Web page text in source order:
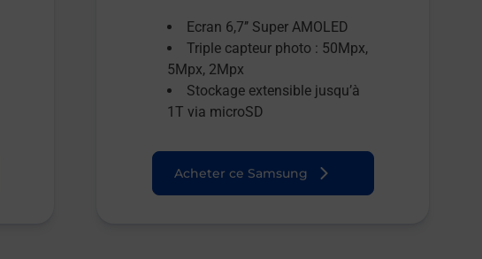
Ecran 6,7’’ Super AMOLED
Triple capteur photo : 50Mpx,
5Mpx, 2Mpx
Stockage extensible jusqu’à
1T via microSD
Acheter ce Samsung